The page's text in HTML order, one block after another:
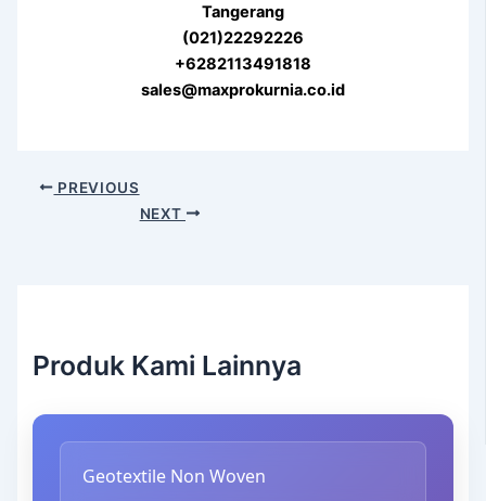
Tangerang
(021)22292226
+6282113491818
sales@maxprokurnia.co.id
PREVIOUS
NEXT
Produk Kami Lainnya
Geotextile Non Woven